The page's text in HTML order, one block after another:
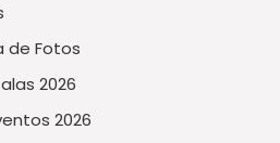
de Fotos
2026
2026